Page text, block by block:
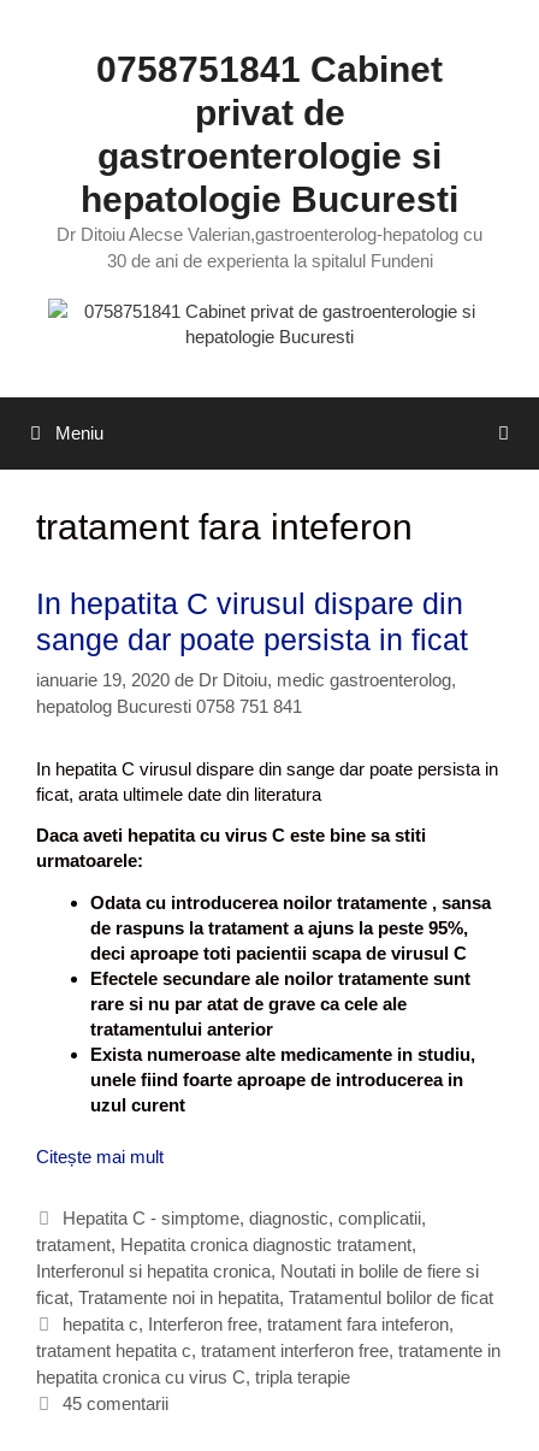
0758751841 Cabinet
privat de
gastroenterologie si
hepatologie Bucuresti
Dr Ditoiu Alecse Valerian,gastroenterolog-hepatolog cu
30 de ani de experienta la spitalul Fundeni
Meniu
tratament fara inteferon
In hepatita C virusul dispare din
sange dar poate persista in ficat
ianuarie 19, 2020 de Dr Ditoiu, medic gastroenterolog,
hepatolog Bucuresti 0758 751 841
In hepatita C virusul dispare din sange dar poate persista in
ficat, arata ultimele date din literatura
Daca aveti hepatita cu virus C este bine sa stiti
urmatoarele:
Odata cu introducerea noilor tratamente , sansa
de raspuns la tratament a ajuns la peste 95%,
deci aproape toti pacientii scapa de virusul C
Efectele secundare ale noilor tratamente sunt
rare si nu par atat de grave ca cele ale
tratamentului anterior
Exista numeroase alte medicamente in studiu,
unele fiind foarte aproape de introducerea in
uzul curent
Citește mai mult
h
p
a
t
i
t
a
C
C
a
t
e
g
o
r
i
Hepatita C - simptome, diagnostic, complicatii,
tratament, Hepatita cronica diagnostic tratament,
Interferonul si hepatita cronica, Noutati in bolile de fiere si
ficat, Tratamente noi in hepatita, Tratamentul bolilor de ficat
E
t
i
c
hepatita c, Interferon free, tratament fara inteferon,
tratament hepatita c, tratament interferon free, tratamente in
hepatita cronica cu virus C, tripla terapie
45 comentarii